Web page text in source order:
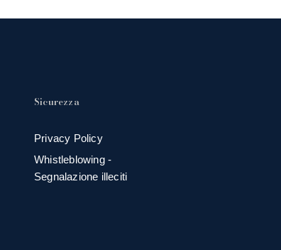
Sicurezza
Privacy Policy
Whistleblowing -
Segnalazione illeciti